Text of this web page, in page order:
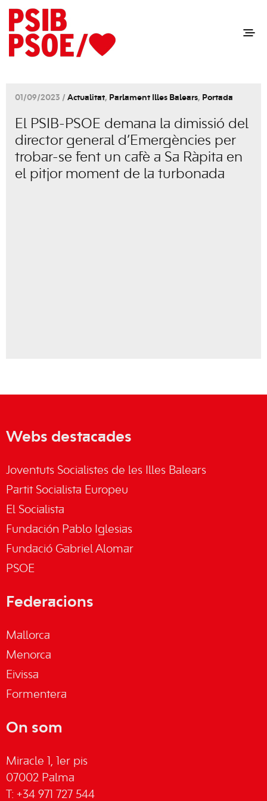
01/09/2023 / Actualitat, Parlament Illes Balears, Portada
El PSIB-PSOE demana la dimissió del
director general d’Emergències per
trobar-se fent un cafè a Sa Ràpita en
el pitjor moment de la turbonada
Webs destacades
Joventuts Socialistes de les Illes Balears
Partit Socialista Europeu
El Socialista
Fundación Pablo Iglesias
Fundació Gabriel Alomar
PSOE
Federacions
Mallorca
Menorca
Eivissa
Formentera
On som
Miracle 1, 1er pis
07002 Palma
T: +34 971 727 544